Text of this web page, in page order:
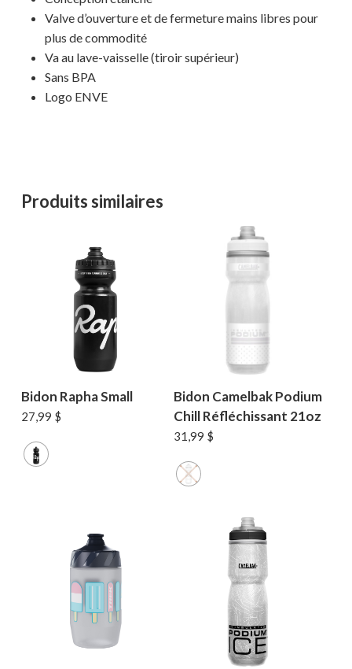
Valve d’ouverture et de fermeture mains libres pour
plus de commodité
Va au lave-vaisselle (tiroir supérieur)
Sans BPA
Logo ENVE
Produits similaires
Bidon Rapha Small
27,99 $
Bidon Camelbak Podium
Chill Réfléchissant 21oz
31,99 $